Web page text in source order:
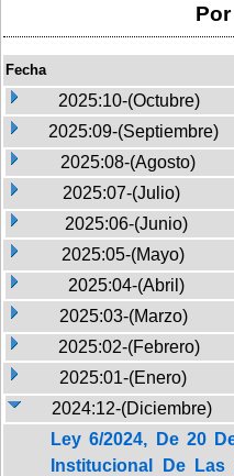
Fecha
2025:10-(Octubre)
2025:09-(Septiembre)
2025:08-(Agosto)
2025:07-(Julio)
2025:06-(Junio)
2025:05-(Mayo)
2025:04-(Abril)
2025:03-(Marzo)
2025:02-(Febrero)
2025:01-(Enero)
2024:12-(Diciembre)
Ley 6/2024, De 20
Institucional De